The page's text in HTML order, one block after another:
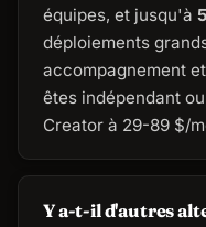
équipes, et jusqu'à
déploiements
accompagnement
êtes indépendant
Creator à 29-89 $/
Y a-t-il d'autres